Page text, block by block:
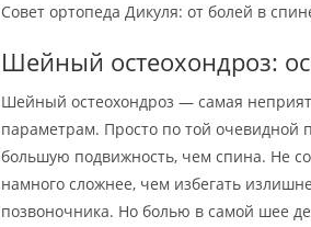
Совет ортопеда Дикуля: от болей в
Шейный остеохондроз:
Шейный остеохондроз — самая
параметрам. Просто по той очевидной
большую подвижность, чем спина. Не
намного сложнее, чем избегать
позвоночника. Но болью в самой шее